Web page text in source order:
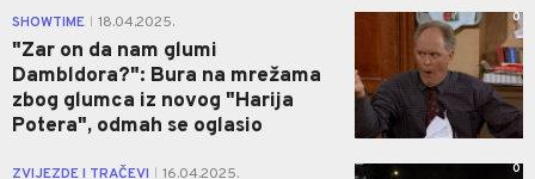
SHOWTIME 18.04.2025.
"Zar on da nam glumi
Dambldora?": Bura na mrežama
zbog glumca iz novog "Harija
Potera", odmah se oglasio
0
ZVIJEZDE I TRAČEVI 16.04.2025. 0